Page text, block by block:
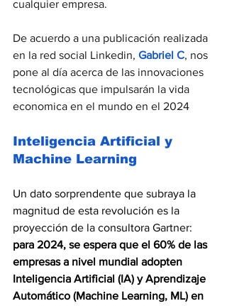
cualquier empresa.
De acuerdo a una publicación realizada
en la red social Linkedin, Gabriel C, nos
pone al día acerca de las innovaciones
tecnológicas que impulsarán la vida
economica en el mundo en el 2024
Inteligencia Artificial y
Machine Learning
Un dato sorprendente que subraya la
magnitud de esta revolución es la
proyección de la consultora Gartner:
para 2024, se espera que el 60% de las
empresas a nivel mundial adopten
Inteligencia Artificial (IA) y Aprendizaje
Automático (Machine Learning, ML) en